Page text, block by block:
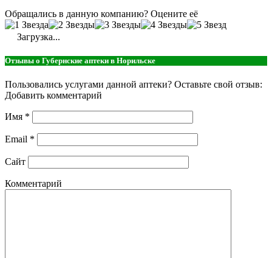
Обращались в данную компанию? Оцените её
Загрузка...
Отзывы о Губернские аптеки в Норильске
Пользовались услугами данной аптеки? Оставьте свой отзыв:
Добавить комментарий
Имя *
Email *
Сайт
Комментарий